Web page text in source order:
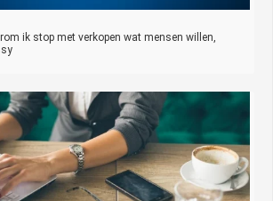
ik stop met verkopen wat mensen willen,